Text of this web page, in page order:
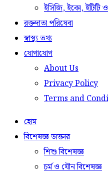
ইসিজি, ইকো, ইটিটি
রক্তদাতা পরিষেবা
স্বাস্থ্য তথ্য
যোগাযোগ
About Us
Privacy Policy
Terms and
হোম
বিশেষজ্ঞ ডাক্তার
শিশু বিশেষজ্ঞ
চর্ম ও যৌন বিশেষজ্ঞ